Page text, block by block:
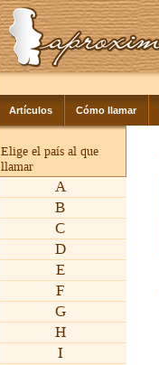
Artículos Cómo llamar
Elige el país al que
llamar
A
B
C
D
E
F
G
H
I